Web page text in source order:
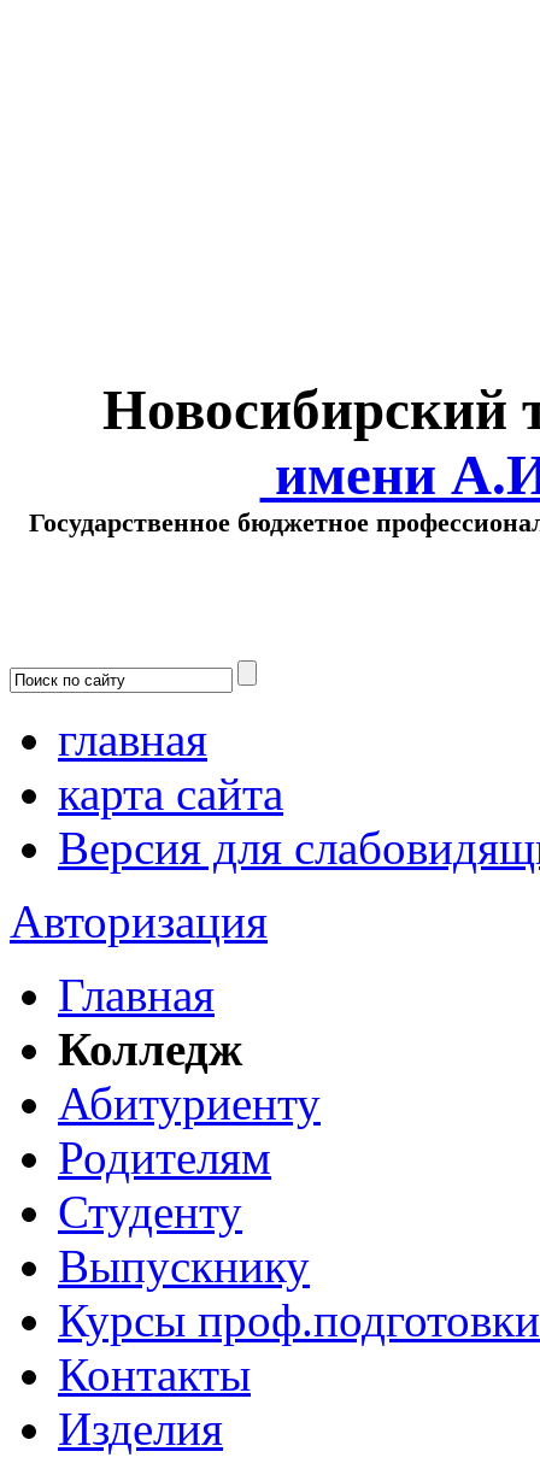
Новосибирский
имени
Государственное бюджетное
главная
карта сайта
Версия для
Авторизация
Главная
Колледж
Абитуриенту
Родителям
Студенту
Выпускнику
Курсы проф.подготовки
Контакты
Изделия